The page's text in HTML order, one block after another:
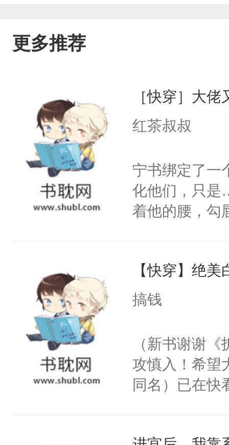
更多推荐
［快穿］大
红茶叔叔
宁书绑定了一
化他们，只是
着他的腰，勾
来，给老公
用力——为你
【快穿】绝
搞钱
（新书谢谢
攻慎入！希望
同名）已在快